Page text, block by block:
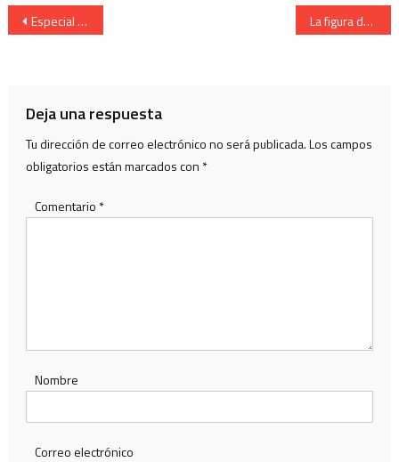
Navegación
Especial » El Alarde al día «Programa de Fiestas del Alarde y J. Vergara La figura de la Cantinera de la Compañía Bidasoa del Alarde de Irun
Deja una respuesta
Tu dirección de correo electrónico no será publicada.Los campos
obligatorios están marcados con *
Comentario *
Nombre
Correo electrónico